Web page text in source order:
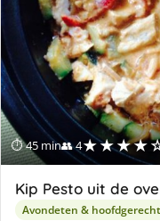
⏱ 45 min👥 4
Kip Pesto uit de
Avondeten &